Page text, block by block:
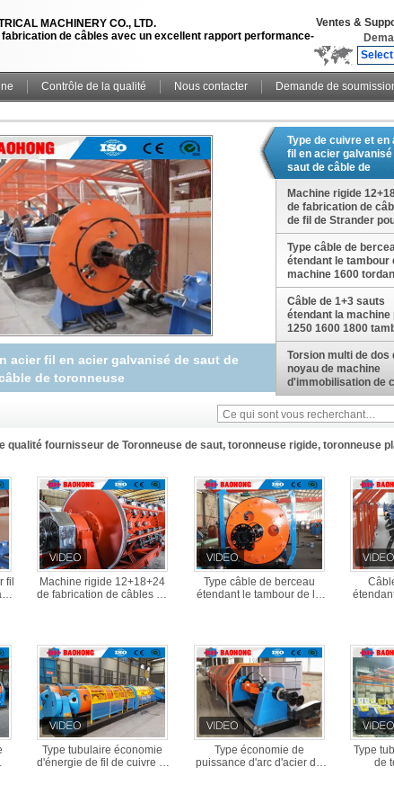
MACHINERY CO., LTD.
de câbles avec un excellent rapport performance-
Ventes &
Contrôle de la qualité Nous contacter Demande de
acier fil en acier galvanisé de saut de
de toronneuse
Type de cuivre et en
fil en acier galvanisé
saut de câble de
toronneuse
Machine rigide
de fabrication de
de fil de Strander
bobine de 630mm
Type câble de
étendant le tambour
machine 1600
l'économie de
de machine
Câble de 1+3 sauts
étendant la machine
1250 1600 1800
de câble 1+4 1+5
Torsion multi de dos
noyau de machine
d'immobilisation de
de signal planétaire
type de Sun
qualité fournisseur de Toronneuse de saut, toronneuse rigide, toronneuse
fil
Machine rigide 12+18+24
de fabrication de câbles de
Type câble de berceau
étendant le tambour de la
Type tubulaire économie
d'énergie de fil de cuivre et
Type économie de
puissance d'arc d'acier de
Type
de